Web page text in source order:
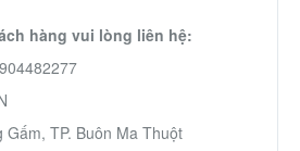
hàng vui lòng liên hệ:
TP. Buôn Ma Thuột